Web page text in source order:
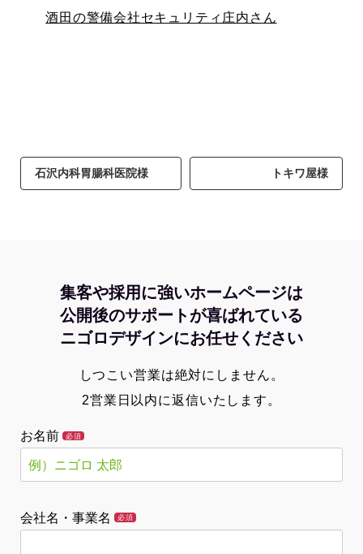
酒田の警備会社セキュリティ庄内さん
石沢内科胃腸科医院様 トキワ屋様
集客や採用に強いホームページは
公開後のサポートが喜ばれている
ニゴロデザインにお任せください
しつこい営業は絶対にしません。
2営業日以内に返信いたします。
お名前 必須
会社名・事業名 必須